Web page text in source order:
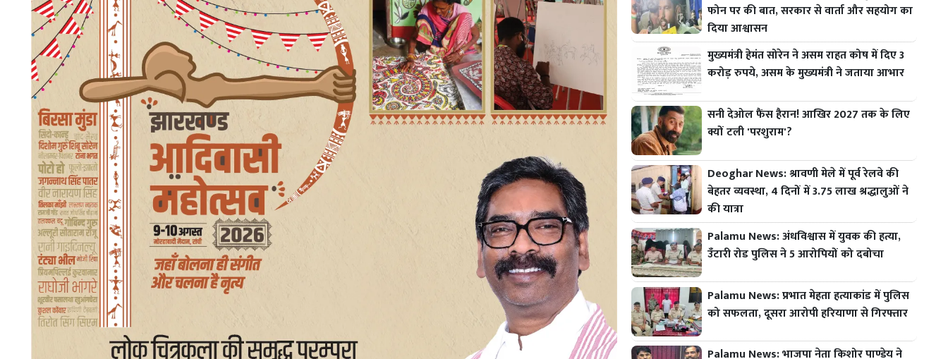
फोन पर की बात, सरकार से वार्ता और सहयोग का
दिया आश्वासन
मुख्यमंत्री हेमंत सोरेन ने असम राहत कोष में दिए 3
करोड़ रुपये, असम के मुख्यमंत्री ने जताया आभार
सनी देओल फैंस हैरान! आखिर 2027 तक के लिए
क्यों टली 'परशुराम'?
Deoghar News: श्रावणी मेले में पूर्व रेलवे की
बेहतर व्यवस्था, 4 दिनों में 3.75 लाख श्रद्धालुओं ने
की यात्रा
Palamu News: अंधविश्वास में युवक की हत्या,
उँटारी रोड पुलिस ने 5 आरोपियों को दबोचा
Palamu News: प्रभात मेहता हत्याकांड में पुलिस
को सफलता, दूसरा आरोपी हरियाणा से गिरफ्तार
Palamu News: भाजपा नेता किशोर पाण्डेय ने